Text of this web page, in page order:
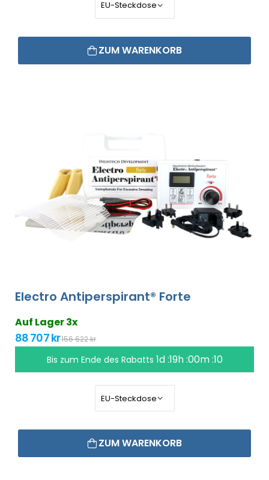
ZUM WARENKORB
Electro Antiperspirant® Forte
Auf Lager 3x
88 707 kr156 622 kr
Bis zum Ende des Rabatts 1d :19h :00m :10
ZUM WARENKORB